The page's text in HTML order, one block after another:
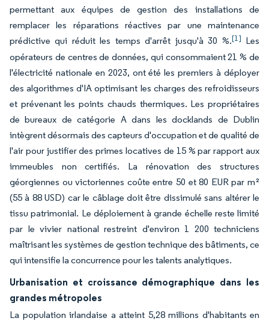
permettant aux équipes de gestion des installations de
remplacer les réparations réactives par une maintenance
prédictive qui réduit les temps d'arrêt jusqu'à 30 %.[1] Les
opérateurs de centres de données, qui consommaient 21 % de
l'électricité nationale en 2023, ont été les premiers à déployer
des algorithmes d'IA optimisant les charges des refroidisseurs
et prévenant les points chauds thermiques. Les propriétaires
de bureaux de catégorie A dans les docklands de Dublin
intègrent désormais des capteurs d'occupation et de qualité de
l'air pour justifier des primes locatives de 15 % par rapport aux
immeubles non certifiés. La rénovation des structures
géorgiennes ou victoriennes coûte entre 50 et 80 EUR par m²
(55 à 88 USD) car le câblage doit être dissimulé sans altérer le
tissu patrimonial. Le déploiement à grande échelle reste limité
par le vivier national restreint d'environ 1 200 techniciens
maîtrisant les systèmes de gestion technique des bâtiments, ce
qui intensifie la concurrence pour les talents analytiques.
Urbanisation et croissance démographique dans les
grandes métropoles
La population irlandaise a atteint 5,28 millions d'habitants en